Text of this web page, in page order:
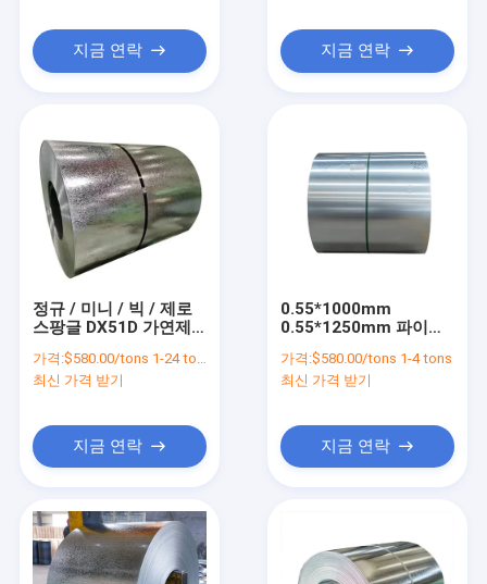
제품 소개
지금 연락 지금 연락
정규 / 미니 / 빅 / 제로
스팡글 DX51D 가연제
가격:$580.00/tons 1-24 tons
최신 가격 받기
지금 연락
0.55*1000mm
0.55*1250mm 파이프
ASTM 표준
가격:$580.00/tons 1-4 tons
최신 가격 받기
지금 연락